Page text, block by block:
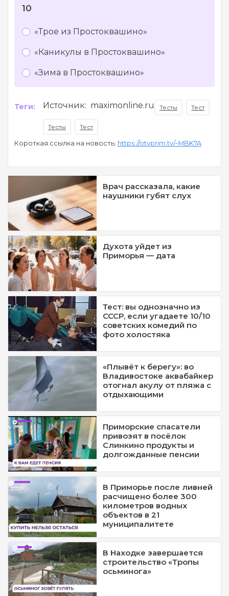
10
«Трое из Простоквашино»
«Каникулы в Простоквашино»
«Зима в Простоквашино»
Теги: Источник: maximonline.ru Тесты Тест
Тесты Тест
Короткая ссылка на новость: https://otvprim.tv/~MBK7A
Врач рассказала, какие
наушники губят слух
Духота уйдет из
Приморья — дата
Тест: вы однозначно из
СССР, если угадаете 10/10
советских комедий по
фото холостяка
«Плывёт к берегу»: во
Владивостоке аквабайкер
отогнал акулу от пляжа с
отдыхающими
Приморские спасатели
привозят в посёлок
Слинкино продукты и
долгожданные пенсии
В Приморье после ливней
расчищено более 300
километров водных
объектов в 21
муниципалитете
В Находке завершается
строительство «Тропы
осьминога»